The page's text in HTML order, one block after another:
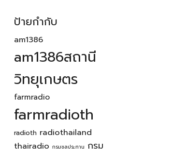
ป้ายกำกับ
am1386
am1386สถานี
วิทยุเกษตร
farmradio
farmradioth
radioth radiothailand
thairadio กรมชลประทาน กรม